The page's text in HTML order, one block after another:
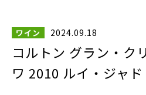
ワイン 2024.09.18
コルトン グラン・ク
ワ 2010 ルイ・ジャ